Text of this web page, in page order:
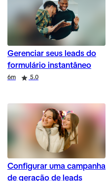
Gerenciar seus leads do
formulário instantâneo
Duration
6m
Rating 5.0
Configurar uma campanha
de geração de leads